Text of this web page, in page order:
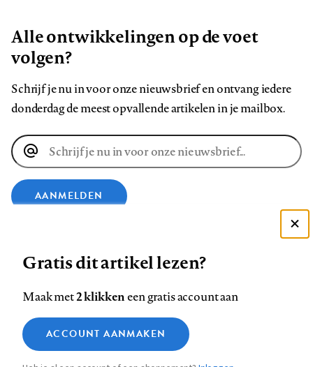
Alle ontwikkelingen op de voet
volgen?
Schrijf je nu in voor onze nieuwsbrief en ontvang iedere
donderdag de meest opvallende artikelen in je mailbox.
E-
mailadres
AANMELDEN
op
Facebook
op
LinkedIn
op
Bluesky
ons
op
InstagramYouTube
Footer
Contact Colofon Disclaimer Privacy
Medische vragen verdienen
betrouwbare antwoorden
Zie onze cookie policy
Analytische cookies
Gratis dit artikel lezen?
Maak met2 klikkeneen gratis account aan
ACCOUNT AANMAKEN